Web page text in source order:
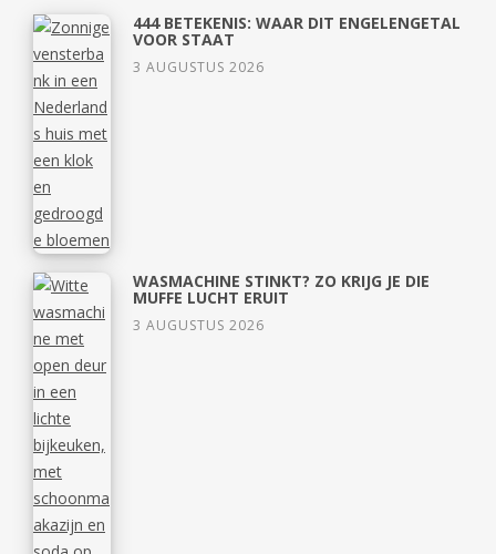
444 BETEKENIS: WAAR DIT ENGELENGETAL
VOOR STAAT
3 AUGUSTUS 2026
WASMACHINE STINKT? ZO KRIJG JE DIE
MUFFE LUCHT ERUIT
3 AUGUSTUS 2026